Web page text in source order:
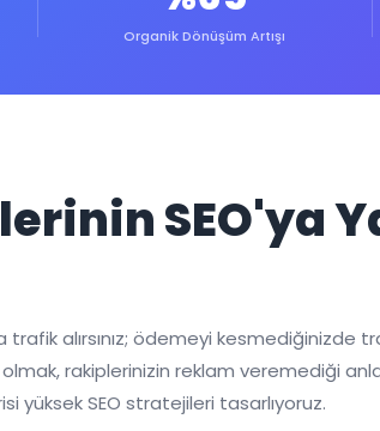
Organik Dönüşüm Artışı
SEO'ya
alırsınız; ödemeyi kesmediğinizde
rakiplerinizin reklam veremediği
yüksek SEO stratejileri tasarlıyoruz.